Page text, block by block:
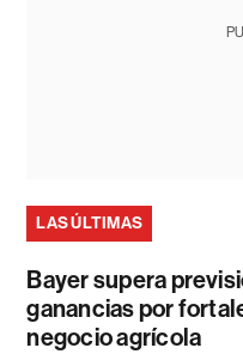
LAS ÚLTIMAS
Bayer supera
ganancias por
negocio agrícola